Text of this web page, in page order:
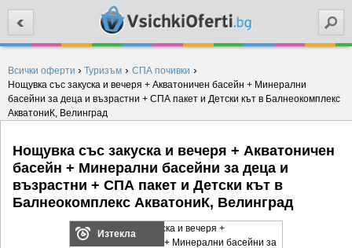
Всички оферти › Туризъм › СПА почивки ›
Нощувка със закуска и вечеря + Акватоничен басейн + Минерални
басейни за деца и възрастни + СПА пакет и Детски кът в Балнеокомплекс
АкватониК, Велинград
Нощувка със закуска и вечеря + Акватоничен
басейн + Минерални басейни за деца и
възрастни + СПА пакет и Детски кът в
Балнеокомплекс АкватониК, Велинград
Изтекла